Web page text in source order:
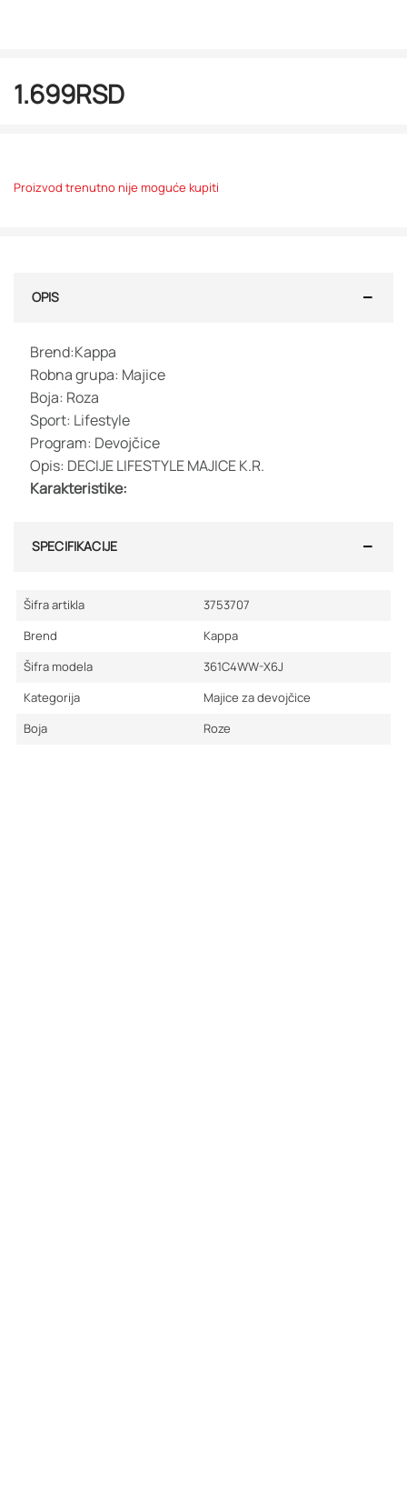
1.699RSD
Proizvod trenutno nije moguće kupiti
OPIS
Brend:Kappa
Robna grupa: Majice
Boja: Roza
Sport: Lifestyle
Program: Devojčice
Opis: DECIJE LIFESTYLE MAJICE K.R.
Karakteristike:
SPECIFIKACIJE
Šifra artikla
3753707
Brend
Kappa
Šifra modela
361C4WW-X6J
Kategorija
Majice za devojčice
Boja
Roze